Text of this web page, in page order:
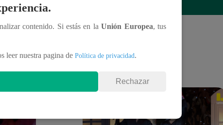
contenido. Si estás en laUnión Europea, tus
leer nuestra pagina de Política de privacidad.
Rechazar